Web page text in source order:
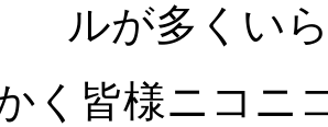
ルが多くい
く皆様ニコニ